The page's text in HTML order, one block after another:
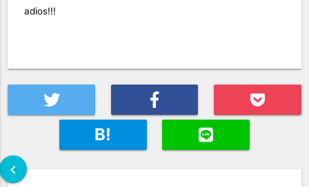
adios!!!
B!
chevron_left